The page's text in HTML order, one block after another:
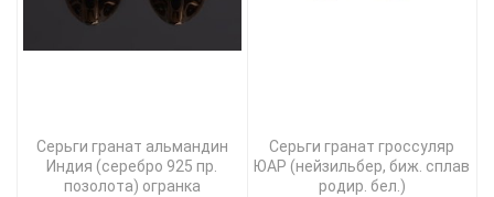
Серьги гранат альмандин
Индия (серебро 925 пр.
позолота) огранка
Серьги гранат гроссуляр
ЮАР (нейзильбер, биж. сплав
родир. бел.)